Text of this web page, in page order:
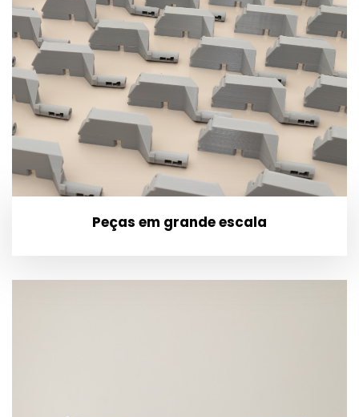
Peças em grande escala